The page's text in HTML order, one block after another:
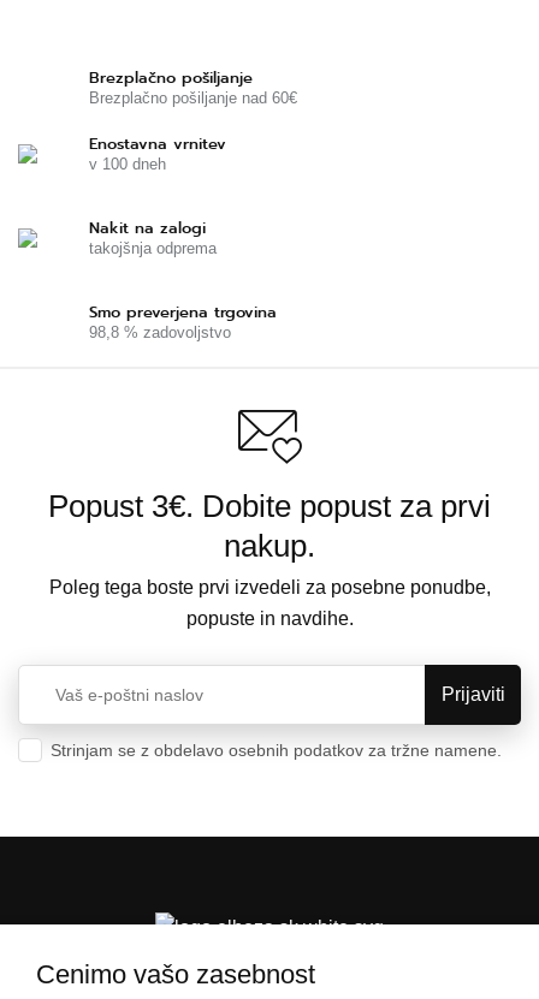
Brezplačno pošiljanje
Brezplačno pošiljanje nad 60€
Enostavna vrnitev
v 100 dneh
Nakit na zalogi
takojšnja odprema
Smo preverjena trgovina
98,8 % zadovoljstvo
Popust 3€. Dobite popust za prvi
nakup.
Poleg tega boste prvi izvedeli za posebne ponudbe,
popuste in navdihe.
Strinjam se z obdelavo osebnih podatkov za tržne namene.
Cenimo vašo zasebnost